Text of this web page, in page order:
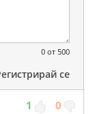
0 от 500
се
1 0